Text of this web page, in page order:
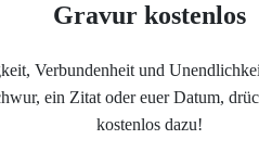
Gravur kostenlos
Verbundenheit und
ein Zitat oder euer Datum,
kostenlos dazu!
Kontakt
Cookies